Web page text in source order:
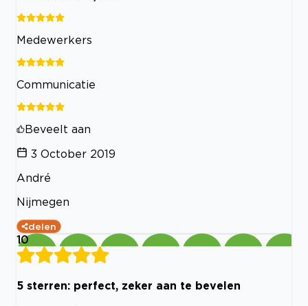
Medewerkers
Communicatie
Beveelt aan
3 October 2019
André
Nijmegen
delen
10
5 sterren: perfect, zeker aan te bevelen